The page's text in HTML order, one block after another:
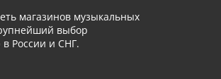
магазинов музыкальных
выбор
России и СНГ.